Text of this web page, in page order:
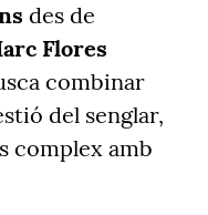
des de
Flores
combinar
del senglar,
complex amb